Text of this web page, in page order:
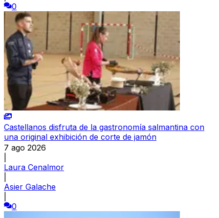
0
Castellanos disfruta de la gastronomía salmantina con
una original exhibición de corte de jamón
7 ago 2026
Laura Cenalmor
Asier Galache
0